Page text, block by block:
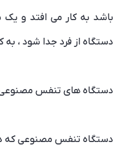
باشد به کار می افتد و
دستگاه از فرد جدا شود ، به
دستگاه های تنفس
دستگاه تنفس مصنوعی که